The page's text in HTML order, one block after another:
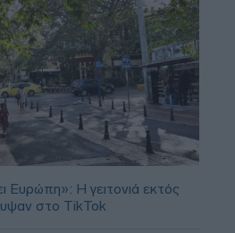
Ευρώπη»: H γειτονιά εκτός
στο TikTok